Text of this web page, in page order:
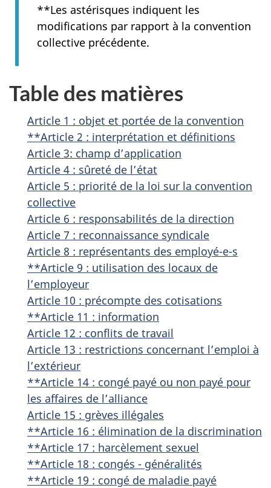
**Les astérisques indiquent les
modifications par rapport à la convention
collective précédente.
Table des matières
Article 1 : objet et portée de la convention
**Article 2 : interprétation et définitions
Article 3: champ d’application
Article 4 : sûreté de l’état
Article 5 : priorité de la loi sur la convention
collective
Article 6 : responsabilités de la direction
Article 7 : reconnaissance syndicale
Article 8 : représentants des employé-e-s
**Article 9 : utilisation des locaux de
l’employeur
Article 10 : précompte des cotisations
**Article 11 : information
Article 12 : conflits de travail
Article 13 : restrictions concernant l’emploi à
l’extérieur
**Article 14 : congé payé ou non payé pour
les affaires de l’alliance
Article 15 : grèves illégales
**Article 16 : élimination de la discrimination
**Article 17 : harcèlement sexuel
**Article 18 : congés - généralités
**Article 19 : congé de maladie payé